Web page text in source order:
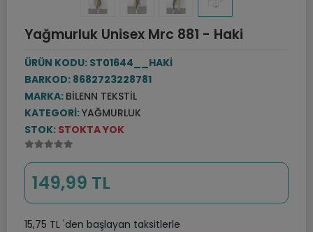
Yağmurluk Unisex Mrc 881 - Haki
ÜRÜN KODU: ST01644__HAKİ
BARKOD: 8682723228781
MARKA: BILENN TEKSTIL
KATEGORI:YAĞMURLUK
STOK: STOKTA YOK
149,99 TL
15,75 TL 'den başlayan taksitlerle